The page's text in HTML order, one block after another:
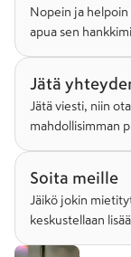
Nopein ja helpoin
apua sen
Jätä
Jätä viesti, niin
mahdollisimman
Soita meille
Jäikö jokin
keskustellaan